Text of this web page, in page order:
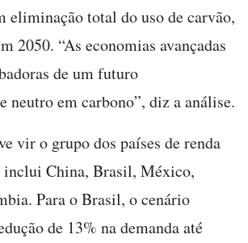
eliminação total do uso de carvão,
2050. “As economias avançadas
de um futuro
neutro em carbono”, diz a análise.
vir o grupo dos países de renda
inclui China, Brasil, México,
Para o Brasil, o cenário
de 13% na demanda até